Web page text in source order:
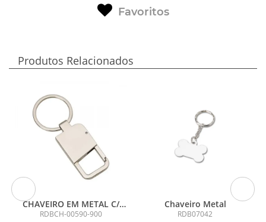
Favoritos
Produtos Relacionados
CHAVEIRO EM METAL C/
MOSQUETÃO
RDBCH-00590-900
Chaveiro Metal
RDB07042